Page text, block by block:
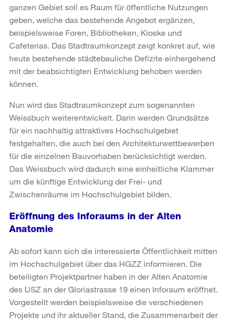
ganzen Gebiet soll es Raum für öffentliche Nutzungen
geben, welche das bestehende Angebot ergänzen,
beispielsweise Foren, Bibliotheken, Kioske und
Cafeterias. Das Stadtraumkonzept zeigt konkret auf, wie
heute bestehende städtebauliche Defizite einhergehend
mit der beabsichtigten Entwicklung behoben werden
können.
Nun wird das Stadtraumkonzept zum sogenannten
Weissbuch weiterentwickelt. Darin werden Grundsätze
für ein nachhaltig attraktives Hochschulgebiet
festgehalten, die auch bei den Architekturwettbewerben
für die einzelnen Bauvorhaben berücksichtigt werden.
Das Weissbuch wird dadurch eine einheitliche Klammer
um die künftige Entwicklung der Frei- und
Zwischenräume im Hochschulgebiet bilden.
Eröffnung des Inforaums in der Alten
Anatomie
Ab sofort kann sich die interessierte Öffentlichkeit mitten
im Hochschulgebiet über das HGZZ informieren. Die
beteiligten Projektpartner haben in der Alten Anatomie
des USZ an der Gloriastrasse 19 einen Inforaum eröffnet.
Vorgestellt werden beispielsweise die verschiedenen
Projekte und ihr aktueller Stand, die Zusammenarbeit der